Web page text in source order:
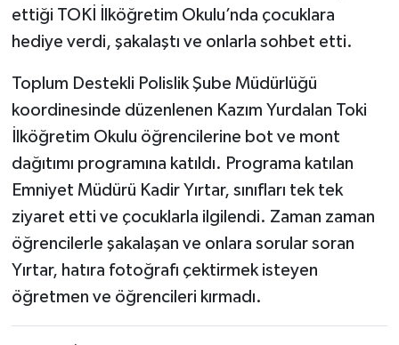
ettiği TOKİ İlköğretim Okulu’nda çocuklara
hediye verdi, şakalaştı ve onlarla sohbet etti.
Toplum Destekli Polislik Şube Müdürlüğü
koordinesinde düzenlenen Kazım Yurdalan Toki
İlköğretim Okulu öğrencilerine bot ve mont
dağıtımı programına katıldı. Programa katılan
Emniyet Müdürü Kadir Yırtar, sınıfları tek tek
ziyaret etti ve çocuklarla ilgilendi. Zaman zaman
öğrencilerle şakalaşan ve onlara sorular soran
Yırtar, hatıra fotoğrafı çektirmek isteyen
öğretmen ve öğrencileri kırmadı.
Spor
Teknoloji
Yaşam